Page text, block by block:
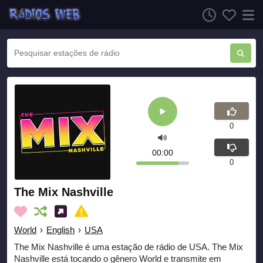
The Mix Nashville
World › English › USA
The Mix Nashville é uma estação de rádio de USA. The Mix
Nashville está tocando o gênero World e transmite em
00:00
0
0